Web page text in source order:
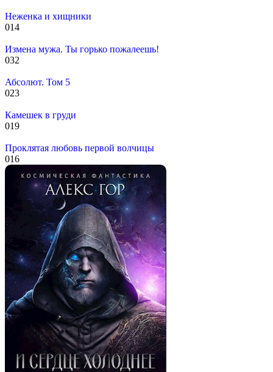
Неженка и хищники
014
Измена мужа. Ты горько пожалеешь!
032
Абсолют. Том 5
023
Камешек в груди
019
Проклятая любовь первой волчицы
016